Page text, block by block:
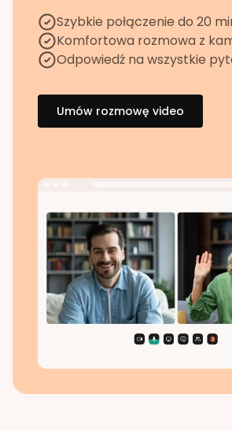
Szybkie połączenie do 20
Komfortowa rozmowa z
Odpowiedź na wszystkie
Umów rozmowę video